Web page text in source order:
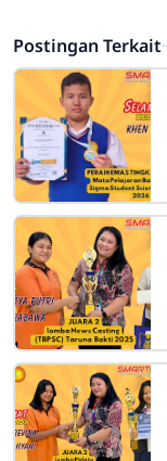
Postingan Terkait